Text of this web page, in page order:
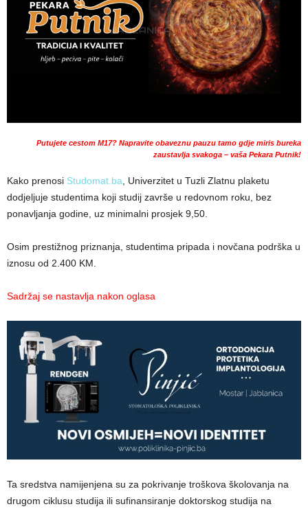
Putujete cestom M17? Napravite obaveznu pauzu tamo gdje miris bureka
zaustavlja svakoga – vaša Pekara Putnik!
Kako prenosi Studomat.ba , Univerzitet u Tuzli Zlatnu plaketu
dodjeljuje studentima koji studij završe u redovnom roku, bez
ponavljanja godine, uz minimalni prosjek 9,50.
Osim prestižnog priznanja, studentima pripada i novčana podrška u
iznosu od 2.400 KM.
Sadržaj se nastavlja nakon oglasa
Ta sredstva namijenjena su za pokrivanje troškova školovanja na
drugom ciklusu studija ili sufinansiranje doktorskog studija na